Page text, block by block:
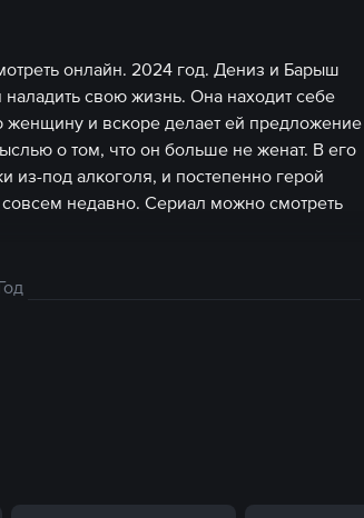
онлайн. 2024 год. Дениз и Барыш
свою жизнь. Она находит себе
женщину и вскоре делает ей предложение
о том, что он больше не женат. В его
из-под алкоголя, и постепенно герой
недавно. Сериал можно смотреть